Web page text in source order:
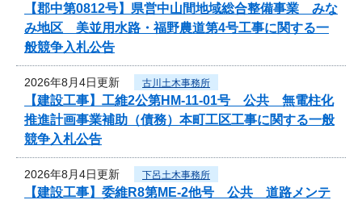
【郡中第0812号】県営中山間地域総合整備事業 みな
み地区 美並用水路・福野農道第4号工事に関する一
般競争入札公告
2026年8月4日更新 古川土木事務所
【建設工事】工維2公第HM-11-01号 公共 無電柱化
推進計画事業補助（債務）本町工区工事に関する一般
競争入札公告
2026年8月4日更新 下呂土木事務所
【建設工事】委維R8第ME-2他号 公共 道路メンテ